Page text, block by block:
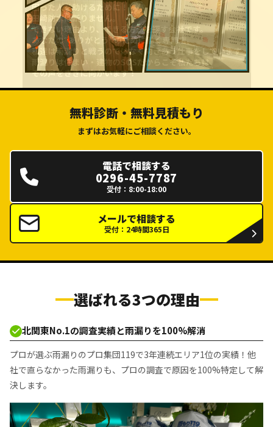
無料診断・無料見積もり
まずはお気軽にご相談ください。
電話で相談する
0296-45-7787
受付：8:00-18:00
メールで相談する
受付：24時間365日
選ばれる3つの理由
北関東No.1の調査実績と雨漏りを100%解消
プロが選ぶ雨漏りのプロ集団119で3年連続エリア1位の実績！他
社で直らなかった雨漏りも、プロの調査で原因を100%特定して解
決します。